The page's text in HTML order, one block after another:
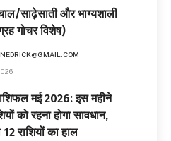
साढ़ेसाती और भाग्यशाली
गोचर विशेष)
मई 2026: इस महीने
को रहना होगा सावधान,
राशियों का हाल